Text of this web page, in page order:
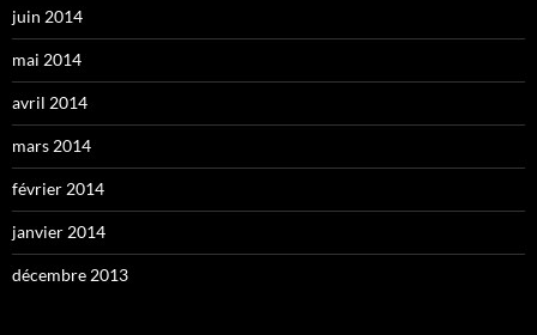
juin 2014
mai 2014
avril 2014
mars 2014
février 2014
janvier 2014
décembre 2013